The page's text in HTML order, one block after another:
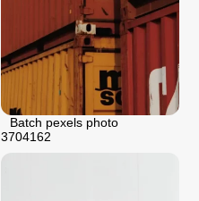
Batch pexels photo
3704162